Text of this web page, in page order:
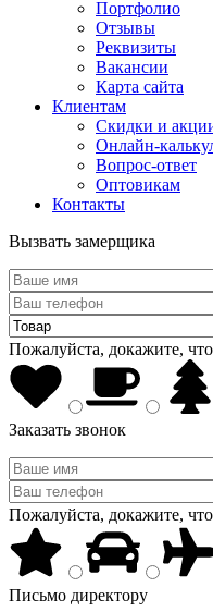
Портфолио
Отзывы
Реквизиты
Вакансии
Карта сайта
Клиентам
Скидки и
Онлайн-
Вопрос-ответ
Оптовикам
Контакты
Вызвать замерщика
Пожалуйста, докажите,
Заказать звонок
Пожалуйста, докажите,
Письмо директору